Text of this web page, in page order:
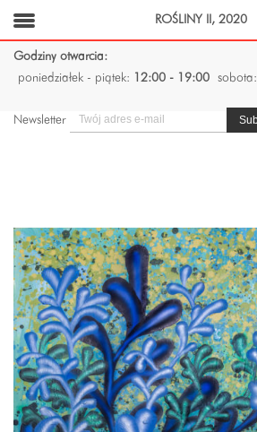
Godziny otwarcia:
poniedziałek - piątek:
12:00 - 19:00 sobota:
Newsletter
ROŚLINY II, 2020